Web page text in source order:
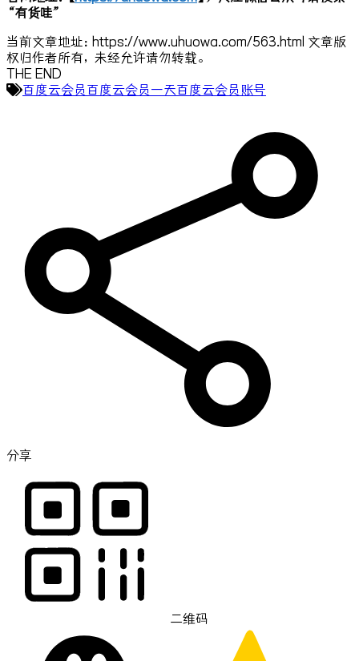
“有货哇”
当前文章地址：https://www.uhuowa.com/563.html 文章版
权归作者所有，未经允许请勿转载。
THE END
百度云会员 百度云会员一天百度云会员账号
分享
二维码